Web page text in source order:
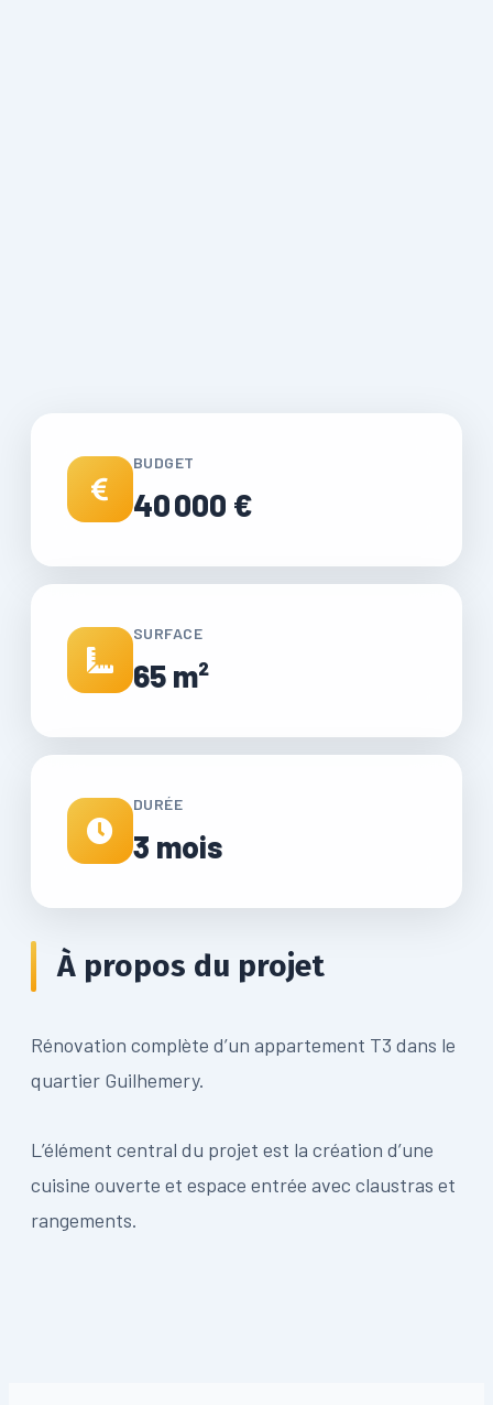
BUDGET
40 000 €
SURFACE
65 m²
DURÉE
3 mois
À propos du projet
Rénovation complète d’un appartement T3 dans le
quartier Guilhemery.
L’élément central du projet est la création d’une
cuisine ouverte et espace entrée avec claustras et
rangements.